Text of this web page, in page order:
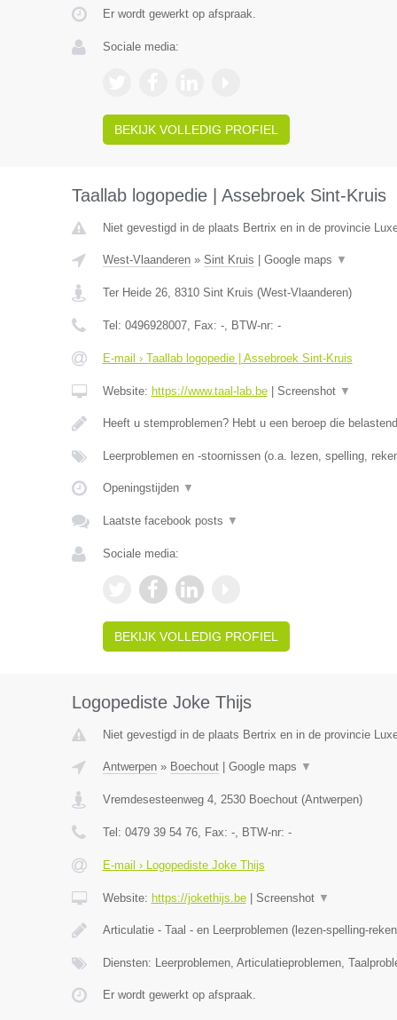
Er wordt gewerkt op afspraak.
Sociale media:
BEKIJK VOLLEDIG PROFIEL
Taallab logopedie | Assebroek Sint-Kruis
Niet gevestigd in de plaats Bertrix en in de provincie
West-Vlaanderen» Sint Kruis Google maps ▼
Ter Heide 26, 8310 Sint Kruis (West-Vlaanderen)
Tel: 0496928007, Fax: -, BTW-nr: -
E-mail › Taallab logopedie | Assebroek Sint-Kruis
Website: https://www.taal-lab.be| Screenshot ▼
Heeft u stemproblemen? Hebt u een beroep die
Leerproblemen en -stoornissen (o.a. lezen, spelling,
Openingstijden ▼
Laatste facebook posts ▼
Sociale media:
BEKIJK VOLLEDIG PROFIEL
Logopediste Joke Thijs
Niet gevestigd in de plaats Bertrix en in de provincie
Antwerpen» Boechout| Google maps ▼
Vremdesesteenweg 4, 2530 Boechout(Antwerpen)
Tel: 0479 39 54 76, Fax: -, BTW-nr: -
E-mail › Logopediste Joke Thijs
Website: https://jokethijs.be| Screenshot ▼
Articulatie - Taal - en Leerproblemen (lezen-spelling-
Diensten: Leerproblemen, Articulatieproblemen,
Er wordt gewerkt op afspraak.